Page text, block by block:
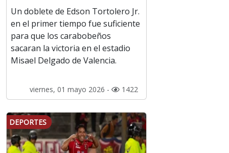
Un doblete de Edson Tortolero Jr.
en el primer tiempo fue suficiente
para que los carabobeños
sacaran la victoria en el estadio
Misael Delgado de Valencia.
viernes, 01 mayo 2026 - 1422
DEPORTES